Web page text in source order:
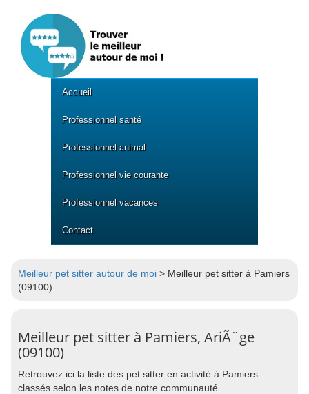
Accueil
Professionnel santé
Professionnel animal
Professionnel vie courante
Professionnel vacances
Contact
Meilleur pet sitter autour de moi > Meilleur pet sitter à Pamiers
(09100)
Meilleur pet sitter à Pamiers, AriÃ¨ge
(09100)
Retrouvez ici la liste des pet sitter en activité à Pamiers
classés selon les notes de notre communauté.